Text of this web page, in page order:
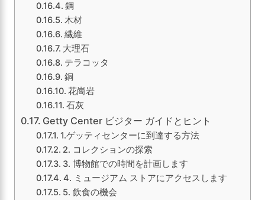
鋼
木材
繊維
大理石
テラコッタ
銅
花崗岩
石灰
Getty Center ビジター ガイドとヒント
1.ゲッティセンターに到達する方法
2. コレクションの探索
3. 博物館での時間を計画します
4. ミュージアム ストアにアクセスします
5. 飲食の機会